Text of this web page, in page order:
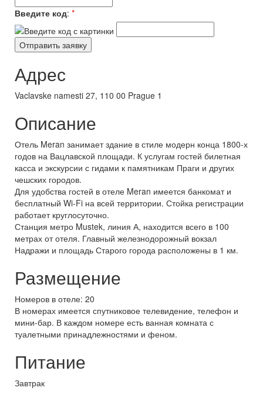
Введите код: *
Адрес
Vaclavske namesti 27, 110 00 Prague 1
Описание
Отель Meran занимает здание в стиле модерн конца 1800-х
годов на Вацлавской площади. К услугам гостей билетная
касса и экскурсии с гидами к памятникам Праги и других
чешских городов.
Для удобства гостей в отеле Meran имеется банкомат и
бесплатный Wi-Fi на всей территории. Стойка регистрации
работает круглосуточно.
Станция метро Mustek, линия А, находится всего в 100
метрах от отеля. Главный железнодорожный вокзал
Надражи и площадь Старого города расположены в 1 км.
Размещение
Номеров в отеле: 20
В номерах имеется спутниковое телевидение, телефон и
мини-бар. В каждом номере есть ванная комната с
туалетными принадлежностями и феном.
Питание
Завтрак